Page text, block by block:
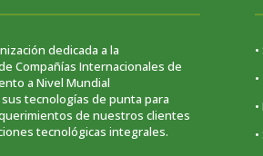
dedicada a la
Compañías Internacionales de
a Nivel Mundial
tecnologías de punta para
de nuestros clientes
tecnológicas integrales.
•